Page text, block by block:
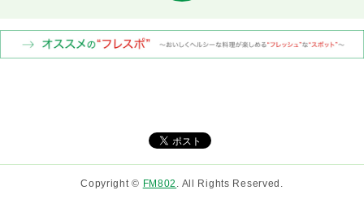
Copyright © FM802 . All Rights Reserved.